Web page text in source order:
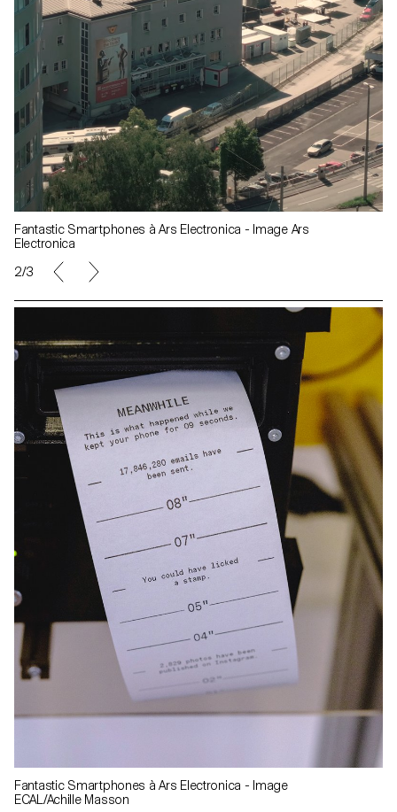
Fantastic Smartphones à Ars Electronica - Image Ars
Electronica
2/3
Fantastic Smartphones à Ars Electronica - Image
ECAL/Achille Masson